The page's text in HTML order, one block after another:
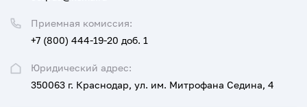
Юридический адрес:
350063 г. Краснодар, ул. им. Митрофана Седина, 4
Приемная комиссия:
+7 (800) 444-19-20 доб. 1